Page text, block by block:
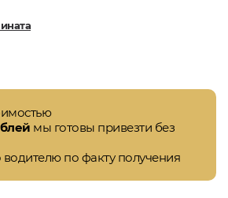
мы готовы привезти без
по факту получения